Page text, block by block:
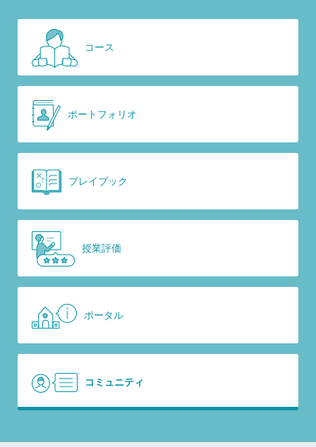
コース
ポートフォリオ
プレイブック
授業評価
ポータル
コミュニティ